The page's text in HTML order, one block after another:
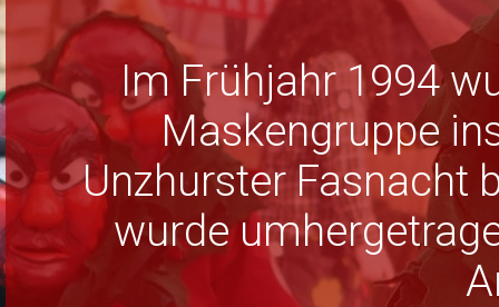
Im Frühjahr 1994
Maskengruppe
Unzhurster Fasnacht
wurde